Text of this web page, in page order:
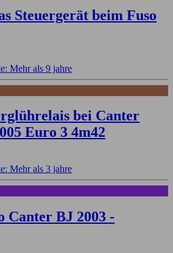
Steuergerät beim Fuso
Mehr als 9 jahre
bei Canter
Euro 3 4m42
Mehr als 3 jahre
Canter BJ 2003 -